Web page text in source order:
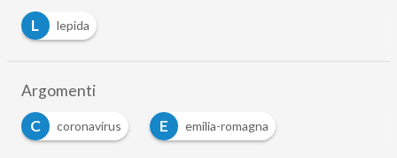
L
lepida
Argomenti
C
coronavirus E
emilia-romagna